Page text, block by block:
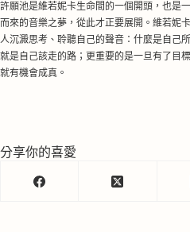
許願池是維若妮卡生命間的一個開頭，也是
而來的音樂之夢， 從此才正要展開。 維若妮
人沉澱思考 、 聆聽自己的聲音： 什麼是自己
就是自己該走的路；更重要的是一旦有了目
就有機會成真。
分享你的喜愛